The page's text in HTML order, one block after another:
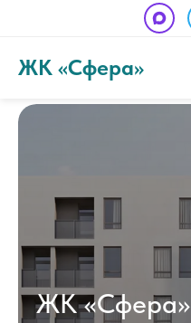
ЖК «Сфера»
ЖК «Сфера»